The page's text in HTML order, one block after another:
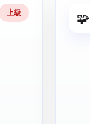
上級 🧩